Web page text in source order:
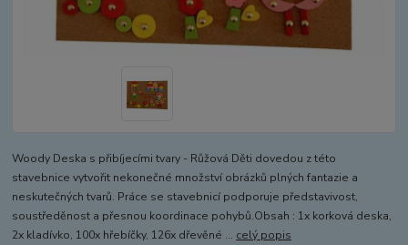
Woody Deska s přibíjecími tvary - Růžová Děti dovedou z této
stavebnice vytvořit nekonečné množství obrázků plných fantazie a
neskutečných tvarů. Práce se stavebnicí podporuje představivost,
soustředěnost a přesnou koordinace pohybů.Obsah : 1x korková deska,
2x kladívko, 100x hřebíčky, 126x dřevěné ... celý popis